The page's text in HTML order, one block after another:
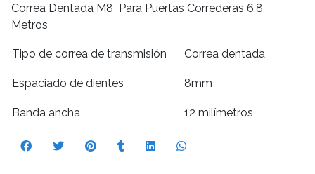
Correa Dentada M8 Para Puertas Correderas 6,8
Metros
Tipo de correa de transmisión Correa dentada
Espaciado de dientes 8mm
Banda ancha 12 milímetros